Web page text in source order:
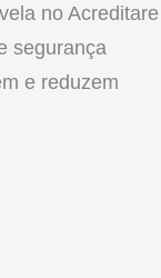
no Acreditare
segurança
e reduzem